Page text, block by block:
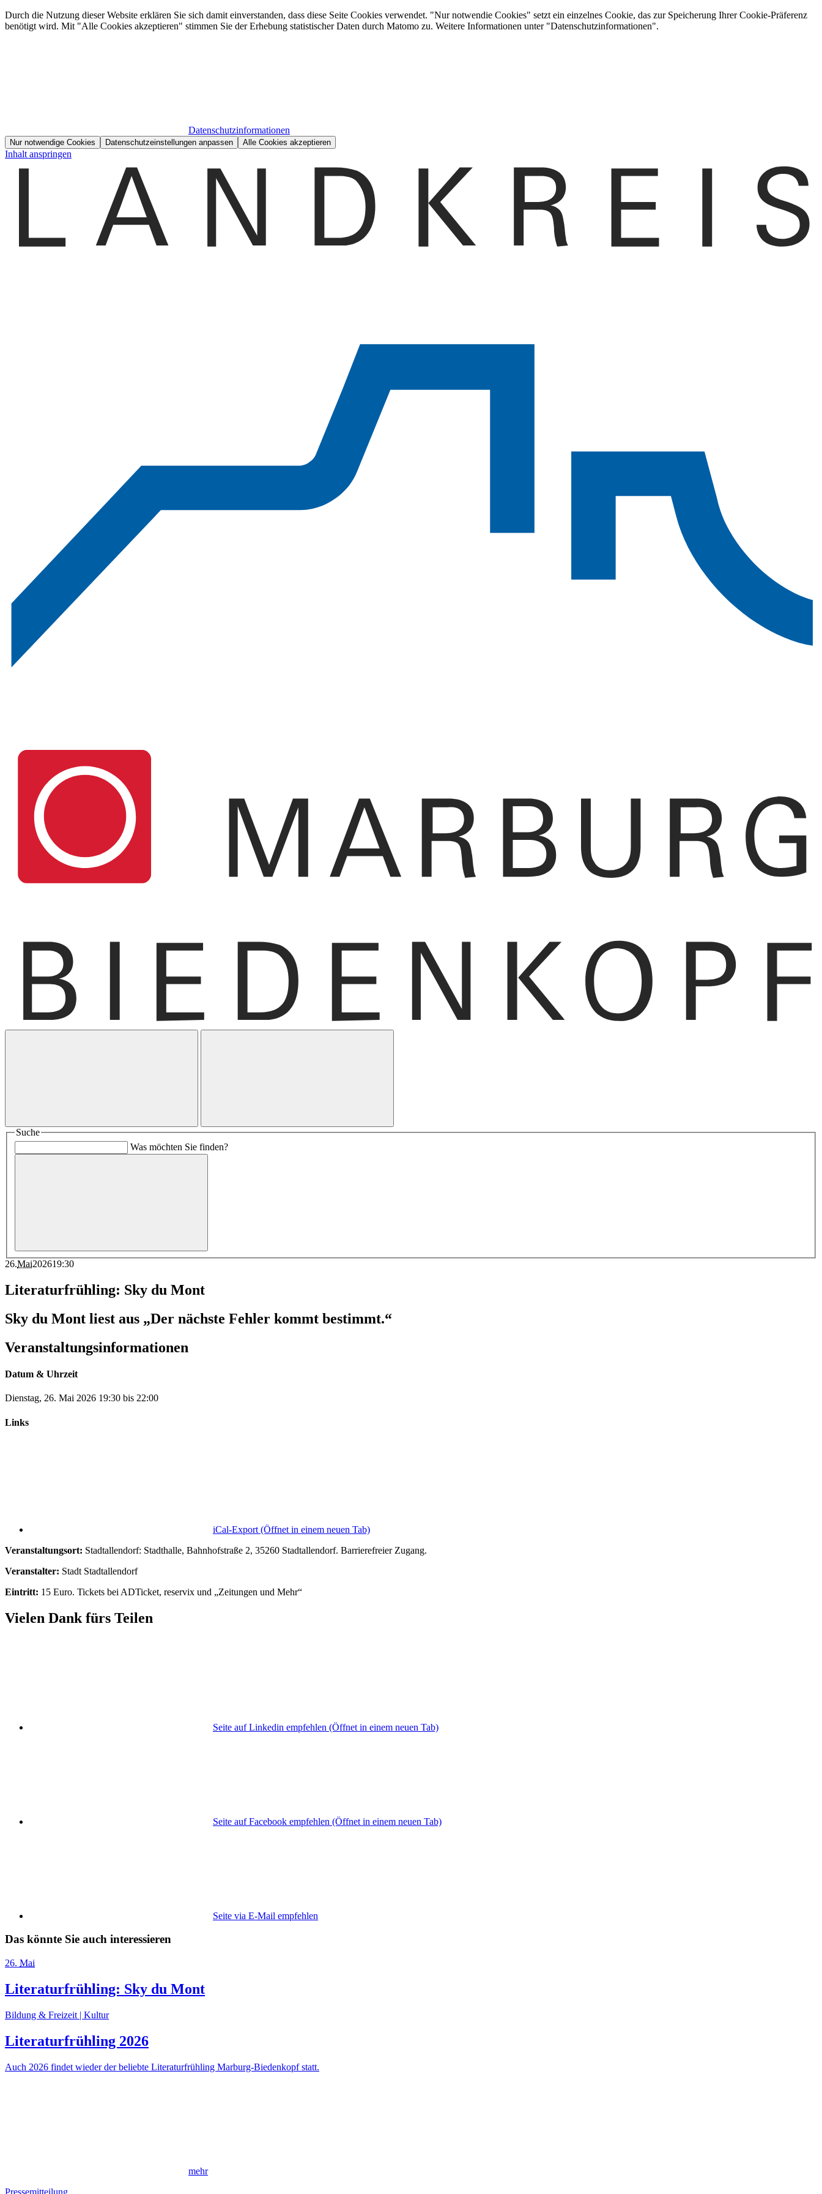
Durch die Nutzung dieser Website erklären Sie sich damit einverstanden, dass diese Seite Cookies verwendet. "Nur notwendie Cookies" setzt ein einzelnes Cookie, das zur Speicherung Ihrer Cookie-Präferenz
benötigt wird. Mit "Alle Cookies akzeptieren" stimmen Sie der Erhebung statistischer Daten durch Matomo zu. Weitere Informationen unter "Datenschutzinformationen".
Datenschutzinformationen
Nur notwendige Cookies Datenschutzeinstellungen anpassen Alle Cookies akzeptieren
Inhalt anspringen
Suche
Was möchten Sie finden?
26.Mai202619:30
Literaturfrühling: Sky du Mont
Sky du Mont liest aus „Der nächste Fehler kommt bestimmt.“
Veranstaltungsinformationen
Datum & Uhrzeit
Dienstag, 26. Mai 2026 19:30 bis 22:00
Links
iCal-Export (Öffnet in einem neuen Tab)
Veranstaltungsort: Stadtallendorf: Stadthalle, Bahnhofstraße 2, 35260 Stadtallendorf. Barrierefreier Zugang.
Veranstalter: Stadt Stadtallendorf
Eintritt: 15 Euro. Tickets bei ADTicket, reservix und „Zeitungen und Mehr“
Vielen Dank fürs Teilen
Seite auf Linkedin empfehlen (Öffnet in einem neuen Tab)
Seite auf Facebook empfehlen (Öffnet in einem neuen Tab)
Seite via E-Mail empfehlen
Das könnte Sie auch interessieren
26. Mai
Literaturfrühling: Sky du Mont
Bildung & Freizeit | Kultur
Literaturfrühling 2026
Auch 2026 findet wieder der beliebte Literaturfrühling Marburg-Biedenkopf statt.
mehr
Pressemitteilung